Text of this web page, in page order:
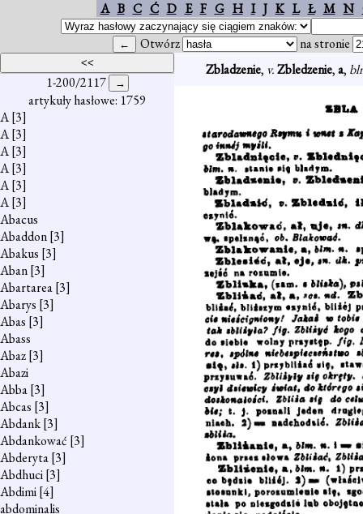
A B C Ć D E F G H I J K L Ł M N
Otwórz na stronie
1-200/2117
artykuły hasłowe: 1759
A[3]
A[3]
A[3]
A[3]
A[3]
A[3]
Abacus
Abaddon[3]
Abakus [3]
Aban[3]
Abartarea[3]
Abarys [3]
Abas [3]
Abass
Abaz[3]
Abazi
Abba[3]
Abcas [3]
Abdank[3]
Abdankować [3]
Abderyta[3]
Abdhuci[3]
Abdimi[4]
abdominalis
Zbladzenie, v.Zbledzenie,a,